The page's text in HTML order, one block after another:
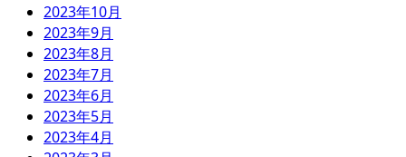
2023年10月
2023年9月
2023年8月
2023年7月
2023年6月
2023年5月
2023年4月